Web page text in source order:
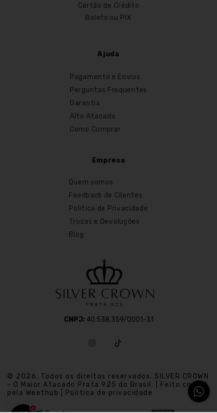
Cartão de Crédito
Boleto ou PIX
Ajuda
Pagamento e Envios
Perguntas Frequentes
Garantia
Alto Atacado
Como Comprar
Empresa
Quem somos
Feedback de Clientes
Politica de Privacidade
Trocas e Devoluções
Blog
CNPJ: 40.538.359/0001-31
© 2026. Todos os direitos reservados. SILVER CROWN
- O Maior Atacado Prata 925 do Brasil. | Feito com
pela Weethub | Politica de privacidade
3